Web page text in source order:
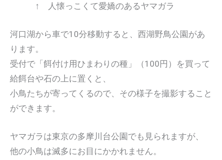
↑ 人懐っこくて愛嬌のあるヤマガラ
河口湖から車で10分移動すると、西湖野鳥公園があ
ります。
受付で「餌付け用ひまわりの種」（100円）を買って
給餌台や石の上に置くと、
小鳥たちが寄ってくるので、その様子を撮影すること
ができます。
ヤマガラは東京の多摩川台公園でも見られますが、
他の小鳥は滅多にお目にかかれません。